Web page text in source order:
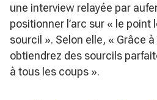
une interview relayée par
positionner l’arc sur « le point
sourcil ». Selon elle, « Grâce
obtiendrez des sourcils
à tous les coups ».